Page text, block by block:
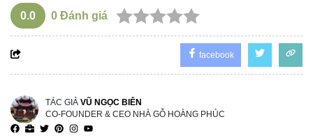
0.0 0 Đánh giá
facebook
TÁC GIẢ VŨ NGỌC BIÊN
CO-FOUNDER & CEO NHÀ GỖ HOÀNG PHÚC